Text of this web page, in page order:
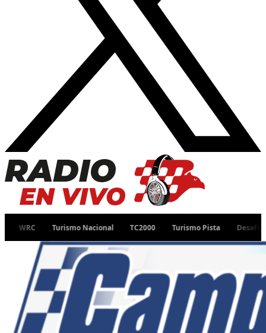
Turismo Nacional TC2000 Turismo Pista Desafío Ruta 40